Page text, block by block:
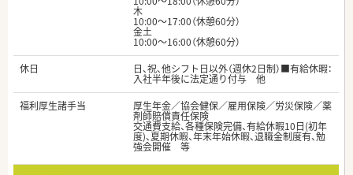
木
10:00～17:00（休憩60分）
金土
10:00～16:00（休憩60分）
休日
日、祝、他シフト日以外（週休2日制）■有給休暇：
入社半年後に法定通り付与 他
福利厚生諸手当
厚生年金／協会健保／雇用保険／労災保険／薬
剤師賠償責任保険
交通費支給、各種保険完備、有給休暇10日(初年
度)、夏期休暇、年末年始休暇、退職金制度有、勉
強会開催 等